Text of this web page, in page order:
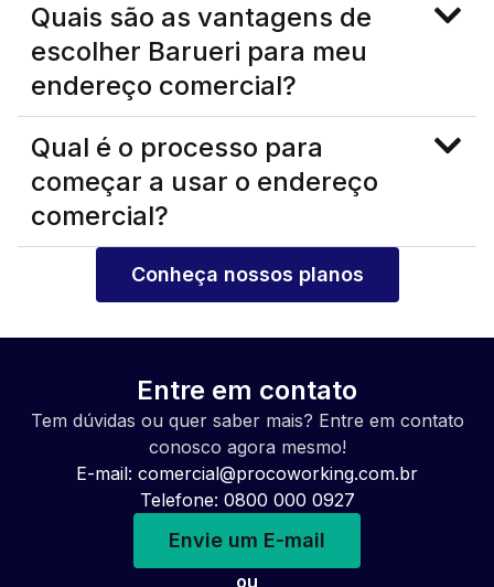
Quais são as vantagens de
escolher Barueri para meu
endereço comercial?
Qual é o processo para
começar a usar o endereço
comercial?
Conheça nossos planos
Entre em contato
Tem dúvidas ou quer saber mais? Entre em contato
conosco agora mesmo!
E-mail: comercial@procoworking.com.br
Telefone: 0800 000 0927
Envie um E-mail
ou